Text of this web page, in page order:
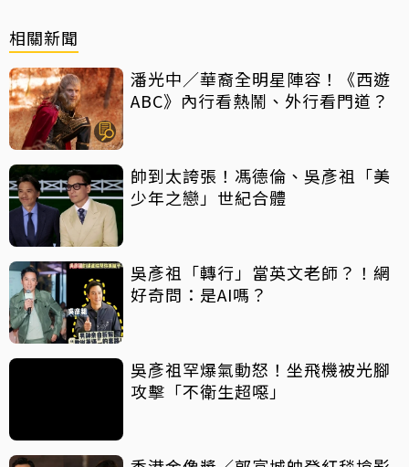
相關新聞
潘光中／華裔全明星陣容！《西遊
ABC》內行看熱鬧、外行看門道？
帥到太誇張！馮德倫、吳彥祖「美
少年之戀」世紀合體
吳彥祖「轉行」當英文老師？！網
好奇問：是AI嗎？
吳彥祖罕爆氣動怒！坐飛機被光腳
攻擊「不衛生超噁」